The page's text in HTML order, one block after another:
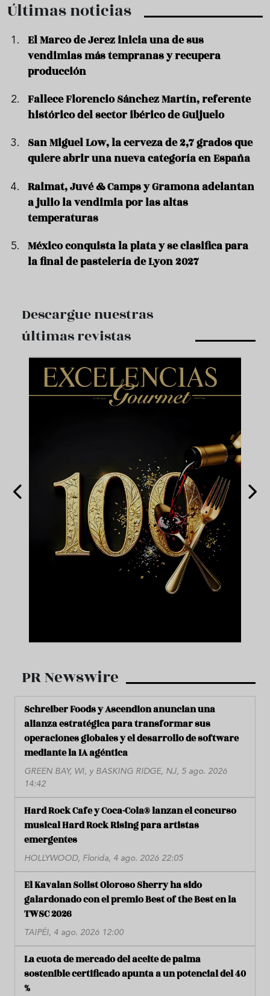
Últimas noticias
El Marco de Jerez inicia una de sus
vendimias más tempranas y recupera
producción
Fallece Florencio Sánchez Martín, referente
histórico del sector ibérico de Guijuelo
San Miguel Low, la cerveza de 2,7 grados que
quiere abrir una nueva categoría en España
Raimat, Juvé & Camps y Gramona adelantan
a julio la vendimia por las altas
temperaturas
México conquista la plata y se clasifica para
la final de pastelería de Lyon 2027
Descargue nuestras
últimas revistas
PR Newswire
Schreiber Foods y Ascendion anuncian una
alianza estratégica para transformar sus
operaciones globales y el desarrollo de software
mediante la IA agéntica
GREEN BAY, WI, y BASKING RIDGE, NJ, 5 ago. 2026
14:42
Hard Rock Cafe y Coca-Cola® lanzan el concurso
musical Hard Rock Rising para artistas
emergentes
HOLLYWOOD, Florida, 4 ago. 2026 22:05
El Kavalan Solist Oloroso Sherry ha sido
galardonado con el premio Best of the Best en la
TWSC 2026
TAIPÉI, 4 ago. 2026 12:00
La cuota de mercado del aceite de palma
sostenible certificado apunta a un potencial del 40
%